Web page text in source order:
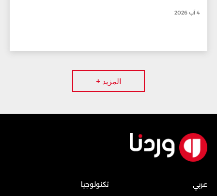
4 آب 2026
المزيد +
عربي
تكنولوجيا